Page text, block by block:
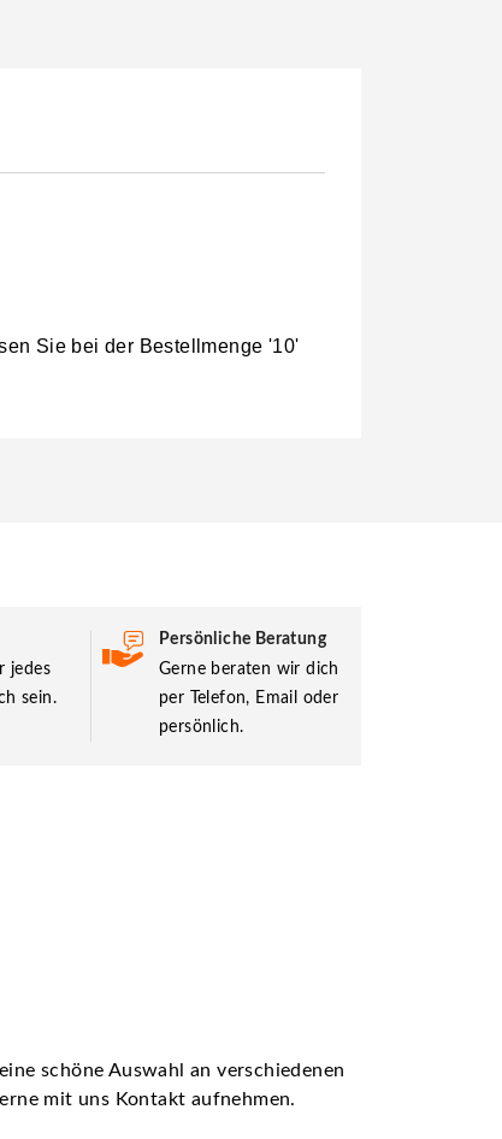
Sie bei der Bestellmenge '10'
jedes
sein.
Persönliche Beratung
Gerne beraten wir dich
per Telefon, Email oder
persönlich.
schöne Auswahl an verschiedenen
mit uns Kontakt aufnehmen.